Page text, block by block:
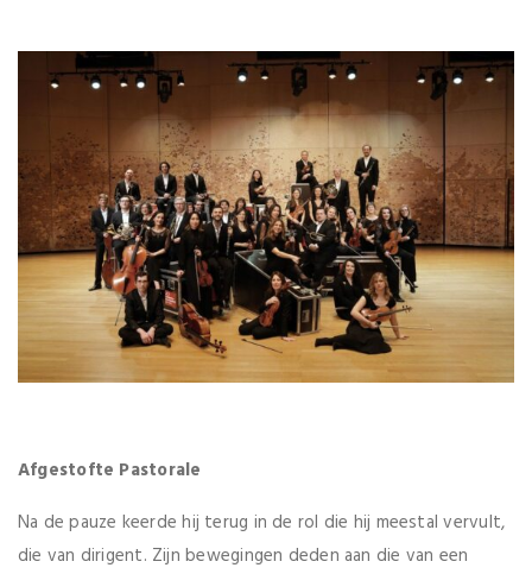
Afgestofte Pastorale
Na de pauze keerde hij terug in de rol die hij meestal vervult,
die van dirigent. Zijn bewegingen deden aan die van een